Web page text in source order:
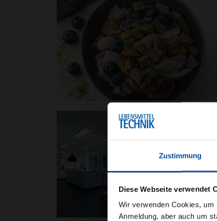
Zustimmung
Diese Webseite verwendet
Wir verwenden Cookies,
Anmeldung, aber auch um